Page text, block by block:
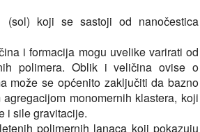
(sol) koji se sastoji od nanočestica
i formacija mogu uvelike varirati od
polimera. Oblik i veličina ovise o
može se općenito zaključiti da bazno
monomernih klastera, koji
i sile gravitacije.
polimernih lanaca koji pokazuju